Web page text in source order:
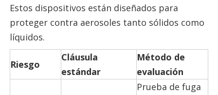
Estos dispositivos están diseñados para
proteger contra aerosoles tanto sólidos como
líquidos.
Riesgo
Cláusula
estándar
Método de
evaluación
Prueba de fuga